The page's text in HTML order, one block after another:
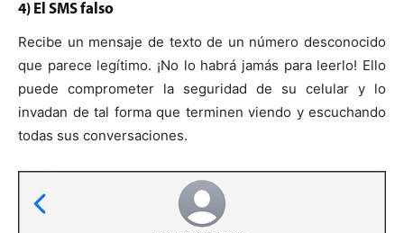
4) El SMS falso
Recibe un mensaje de texto de un número desconocido
que parece legítimo. ¡No lo habrá jamás para leerlo! Ello
puede comprometer la seguridad de su celular y lo
invadan de tal forma que terminen viendo y escuchando
todas sus conversaciones.